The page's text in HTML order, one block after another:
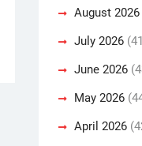
August 2026
July 2026
June 2026
May 2026
April 2026